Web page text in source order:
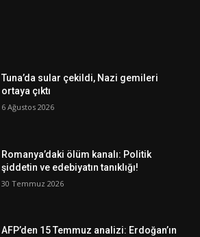
Tuna’da sular çekildi, Nazi gemileri
ortaya çıktı
6 Ağustos 2026
Romanya’daki ölüm kanalı: Politik
şiddetin ve edebiyatın tanıklığı!
30 Temmuz 2026
AFP’den 15 Temmuz analizi: Erdoğan’ın